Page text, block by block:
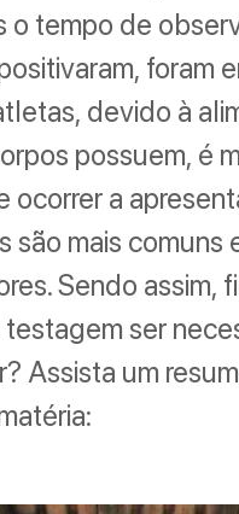
o tempo de
foram
devido à
possuem, é
ocorrer a
são mais
Sendo assim,
ser
Assista um